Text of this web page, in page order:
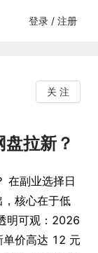
登录 / 注册
关 注
拉新？
在副业选择日
核心在于低
明可观：2026
单价高达 12 元